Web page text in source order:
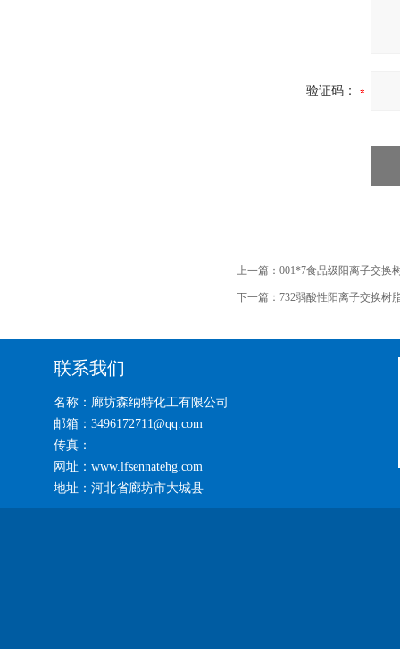
验证码：
上一篇： 001*7食品级阳离子交换
下一篇： 732弱酸性阳离子交换树
联系我们
名称：廊坊森纳特化工有限公司
邮箱：3496172711@qq.com
传真：
网址：www.lfsennatehg.com
地址：河北省廊坊市大城县